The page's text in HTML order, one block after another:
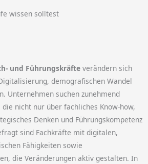
wissen solltest
und Führungskräfte verändern sich
demografischen Wandel
Unternehmen suchen zunehmend
nicht nur über fachliches Know-how,
Denken und Führungskompetenz
sind Fachkräfte mit digitalen,
Fähigkeiten sowie
die Veränderungen aktiv gestalten. In